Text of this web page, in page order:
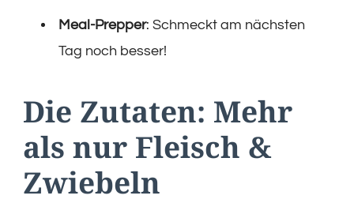
Meal-Prepper: Schmeckt am nächsten
Tag noch besser!
Die Zutaten: Mehr
als nur Fleisch &
Zwiebeln